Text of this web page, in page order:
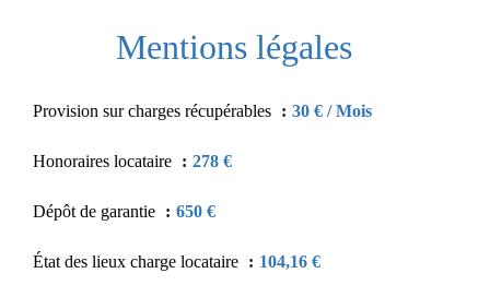
Mentions légales
Provision sur charges récupérables 30 € / Mois
Honoraires locataire 278 €
Dépôt de garantie 650 €
État des lieux charge locataire 104,16 €